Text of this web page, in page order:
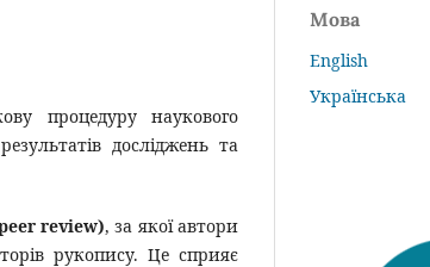
процедуру наукового
досліджень та
review), за якої автори
рукопису. Це сприяє
Мова
English
Українська